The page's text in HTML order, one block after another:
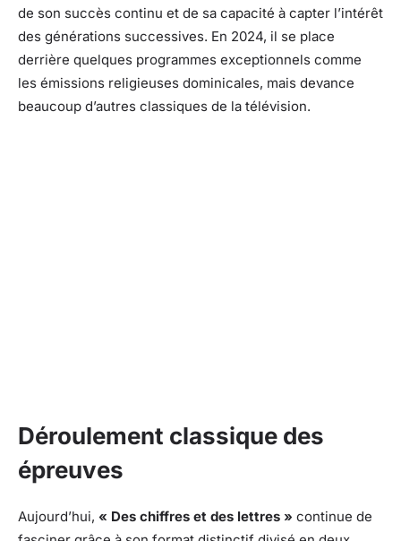
de son succès continu et de sa capacité à capter l’intérêt
des générations successives. En 2024, il se place
derrière quelques programmes exceptionnels comme
les émissions religieuses dominicales, mais devance
beaucoup d’autres classiques de la télévision.
Déroulement classique des
épreuves
Aujourd’hui, « Des chiffres et des lettres » continue de